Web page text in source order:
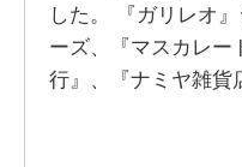
した。 『ガリレオ
ーズ、『マスカレー
行』、『ナミヤ雑